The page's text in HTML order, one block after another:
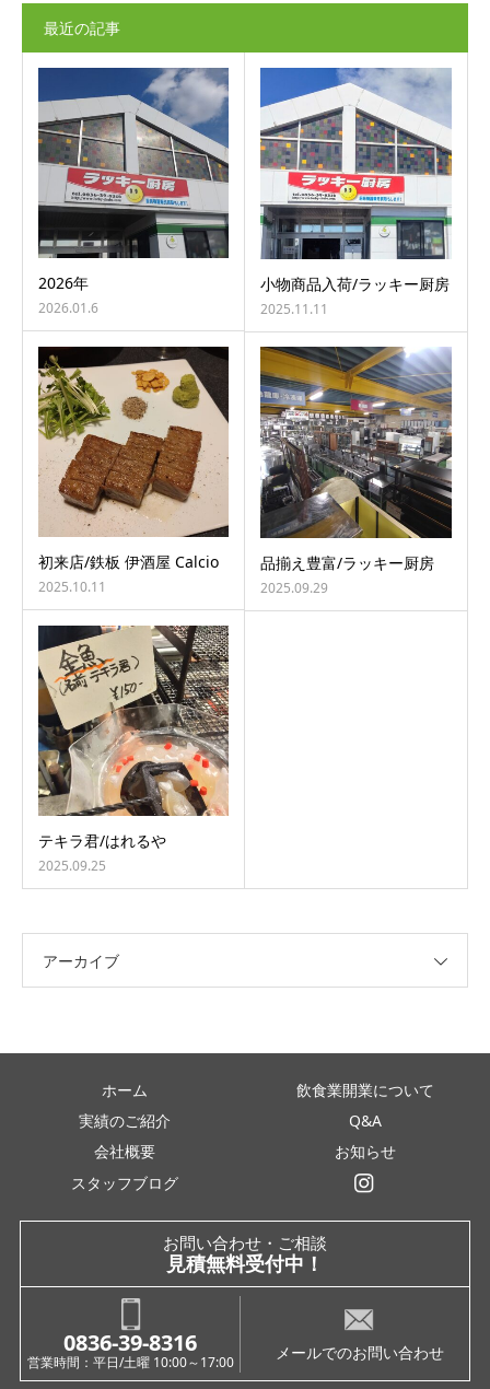
最近の記事
2026年
2026.01.6
小物商品入荷/ラッキー厨房
2025.11.11
初来店/鉄板 伊酒屋 Calcio
2025.10.11
品揃え豊富/ラッキー厨房
2025.09.29
テキラ君/はれるや
2025.09.25
アーカイブ
ホーム
飲食業開業について
実績のご紹介
Q&A
会社概要
お知らせ
スタッフブログ
お問い合わせ・ご相談
見積無料受付中！
0836-39-8316
営業時間：平日/土曜 10:00～17:00 メールでのお問い合わせ